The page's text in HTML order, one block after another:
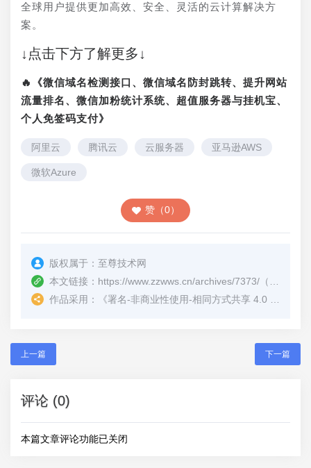
全球用户提供更加高效、安全、灵活的云计算解决方
案。
↓点击下方了解更多↓
🔥《微信域名检测接口、微信域名防封跳转、提升网站
流量排名、微信加粉统计系统、超值服务器与挂机宝、
个人免签码支付》
阿里云 腾讯云 云服务器 亚马逊AWS
微软Azure
赞（0）
版权属于： 至尊技术网
本文链接： https://www.zzwws.cn/archives/7373/ （转载时请注明本文出处及文章链接）
作品采用：
《署名-非商业性使用-相同方式共享 4.0 国际 (CC BY-NC-SA 4.0)
上一篇 下一篇
评论 (0)
本篇文章评论功能已关闭